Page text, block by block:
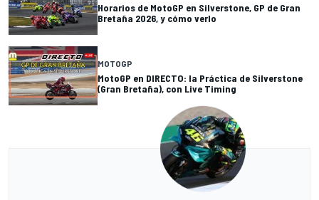
Horarios de MotoGP en Silverstone, GP de Gran
Bretaña 2026, y cómo verlo
MOTOGP
MotoGP en DIRECTO: la Práctica de Silverstone
(Gran Bretaña), con Live Timing